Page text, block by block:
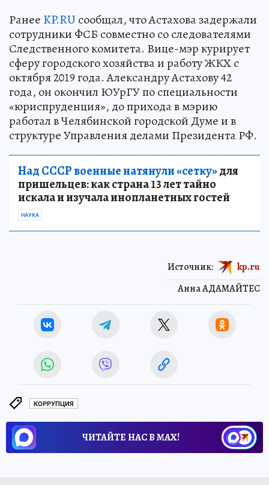
Ранее KP.RU сообщал, что Астахова задержали
сотрудники ФСБ совместно со следователями
Следственного комитета. Вице-мэр курирует
сферу городского хозяйства и работу ЖКХ с
октября 2019 года. Александру Астахову 42
года, он окончил ЮУрГУ по специальности
«юриспруденция», до прихода в мэрию
работал в Челябинской городской Думе и в
структуре Управления делами Президента РФ.
Над СССР военные натянули «сетку»для
пришельцев: как страна 13 лет тайно
искала и изучала инопланетных гостей
НАУКА
Анна АДАМАЙТЕС
Источник: kp.ru
КОРРУПЦИЯ
ЧИТАЙТЕ НАС В МАХ!